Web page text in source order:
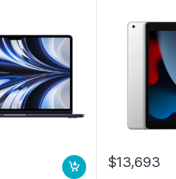
$13,693